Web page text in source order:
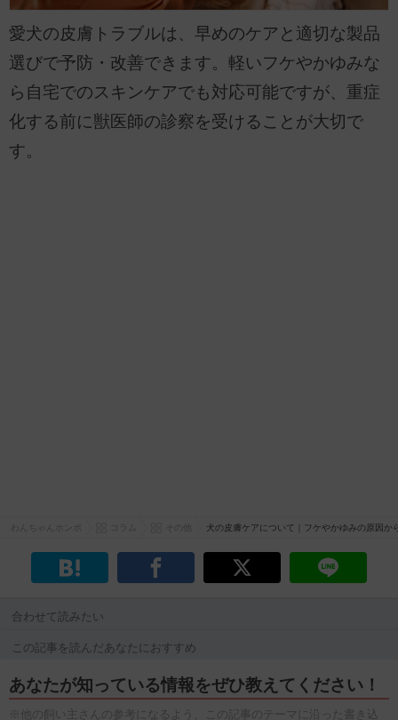
愛犬の皮膚トラブルは、早めのケアと適切な製品
選びで予防・改善できます。軽いフケやかゆみな
ら自宅でのスキンケアでも対応可能ですが、重症
化する前に獣医師の診察を受けることが大切で
す。
その他 犬の皮膚ケアについて｜フケやかゆみの原因
合わせて読みたい
この記事を読んだあなたにおすすめ
あなたが知っている情報をぜひ教えてください！
※他の飼い主さんの参考になるよう、この記事のテーマに沿った書き込